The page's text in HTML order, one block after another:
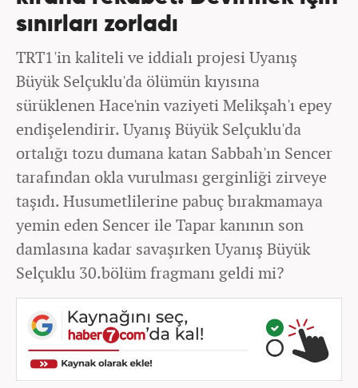
sınırları zorladı
TRT1'in kaliteli ve iddialı projesi Uyanış
Büyük Selçuklu'da ölümün kıyısına
sürüklenen Hace'nin vaziyeti Melikşah'ı epey
endişelendirir. Uyanış Büyük Selçuklu'da
ortalığı tozu dumana katan Sabbah'ın Sencer
tarafından okla vurulması gerginliği zirveye
taşıdı. Husumetlilerine pabuç bırakmamaya
yemin eden Sencer ile Tapar kanının son
damlasına kadar savaşırken Uyanış Büyük
Selçuklu 30.bölüm fragmanı geldi mi?